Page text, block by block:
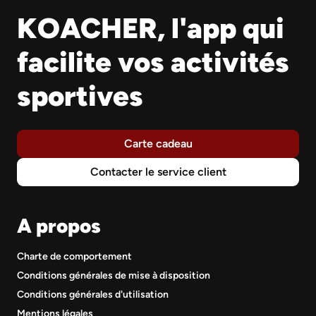
KOACHER, l'app qui
facilite vos activités
sportives
Carte cadeau
Contacter le service client
A propos
Charte de comportement
Conditions générales de mise à disposition
Conditions générales d'utilisation
Mentions légales